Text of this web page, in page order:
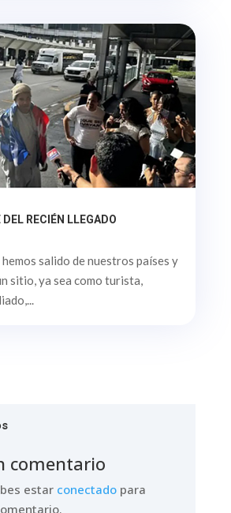
DEL RECIÉN LLEGADO
salido de nuestros países y
sitio, ya sea como turista,
comentario
estar conectadopara